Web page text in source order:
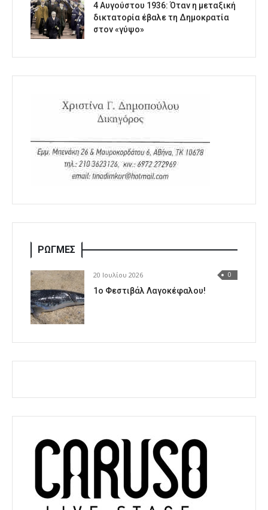
4 Αυγούστου 1936: Όταν η μεταξική
δικτατορία έβαλε τη Δημοκρατία
στον «γύψο»
ΡΩΓΜΕΣ
20 Ιουλίου 2026 0
1o Φεστιβάλ Λαγοκέφαλου!